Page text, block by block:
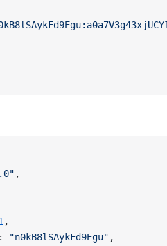
,
,
: "n0kB8lSAykFd9Egu" ,